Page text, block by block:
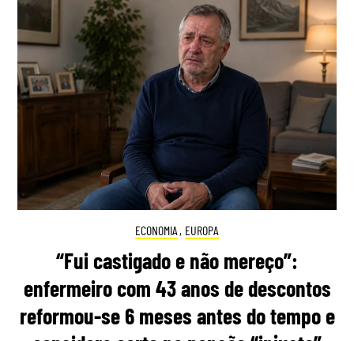
ECONOMIA , EUROPA
“Fui castigado e não mereço”:
enfermeiro com 43 anos de descontos
reformou-se 6 meses antes do tempo e